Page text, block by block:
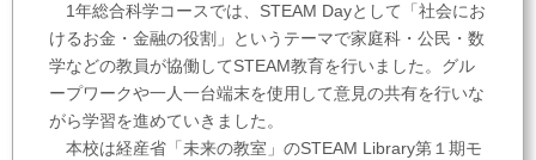
1年総合科学コースでは、STEAM Dayとして「社会にお
けるお金・金融の役割」というテーマで家庭科・公民・数
学などの教員が協働してSTEAM教育を行いました。グル
ープワークや一人一台端末を使用して意見の共有を行いな
がら学習を進めていきました。
本校は経産省「未来の教室」のSTEAM Library第１期モ